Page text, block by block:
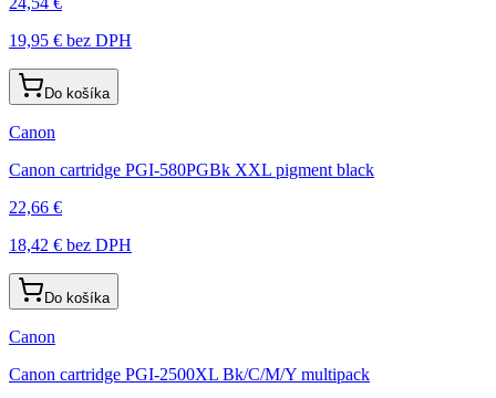
19,95 € bez DPH
Do košíka
Canon
Canon cartridge PGI-580PGBk XXL pigment black
22,66 €
18,42 € bez DPH
Do košíka
Canon
Canon cartridge PGI-2500XL Bk/C/M/Y multipack